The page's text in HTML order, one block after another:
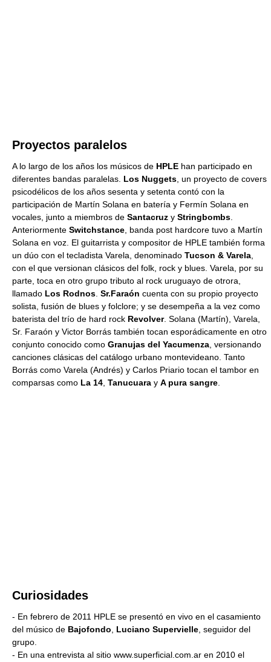
Proyectos paralelos
A lo largo de los años los músicos de HPLE han participado en
diferentes bandas paralelas. Los Nuggets , un proyecto de covers
psicodélicos de los años sesenta y setenta contó con la
participación de Martín Solana en batería y Fermín Solana en
vocales, junto a miembros de Santacruz y Stringbombs
Anteriormente Switchstance , banda post hardcore tuvo a Martín
Solana en voz. El guitarrista y compositor de HPLE también forma
un dúo con el tecladista Varela, denominado Tucson & Varela
con el que versionan clásicos del folk, rock y blues. Varela, por su
parte, toca en otro grupo tributo al rock uruguayo de otrora,
llamado Los Rodnos Sr.Faraón cuenta con su propio proyecto
solista, fusión de blues y folclore; y se desempeña a la vez como
baterista del trío de hard rock Revolver. Solana (Martín), Varela,
Sr. Faraón y Victor Borrás también tocan esporádicamente en otro
conjunto conocido como Granujas del Yacumenza , versionando
canciones clásicas del catálogo urbano montevideano. Tanto
Borrás como Varela (Andrés) y Carlos Priario tocan el tambor en
comparsas como La 14 Tanucuara y A pura sangre
Curiosidades
- En febrero de 2011 HPLE se presentó en vivo en el casamiento
del músico de Bajofondo Luciano Supervielle , seguidor del
grupo.
- En una entrevista al sitio www.superficial.com.ar en 2010 el